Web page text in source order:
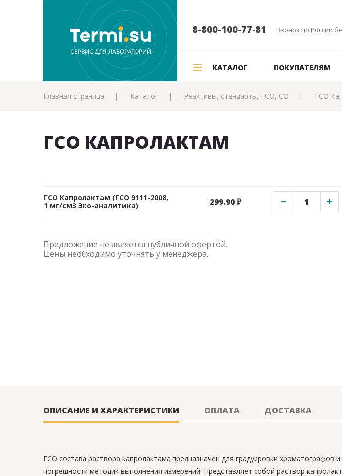
8-800-100-77-81 Звонок по России
КАТАЛОГ ПОКУПАТЕЛЯМ
Главная страница Каталог Реактивы, стандарты, ГСО, СО ГСО
ГСО КАПРОЛАКТАМ
ГСО Капролактам (ГСО 9111-2008,
1 мг/см3 Эко-аналитика)
299.90 ₽
Предложение не является публичной офертой.
Цены необходимо уточнять у менеджера.
ОПИСАНИЕ И ХАРАКТЕРИСТИКИ ОПЛАТА ДОСТАВКА
ГСО состава раствора капролактама предназначен для градуировки хроматографов
погрешности методик выполнения измерений. Представляет собой раствор